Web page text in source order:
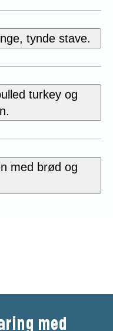
tynde stave.
turkey og
med brød og
med